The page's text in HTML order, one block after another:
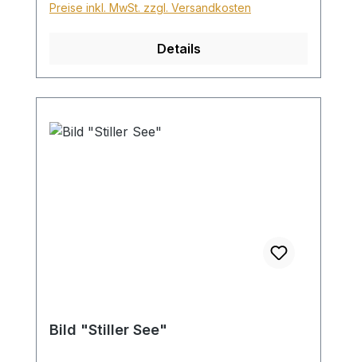
Preise inkl. MwSt. zzgl. Versandkosten
Details
Bild "Stiller See"